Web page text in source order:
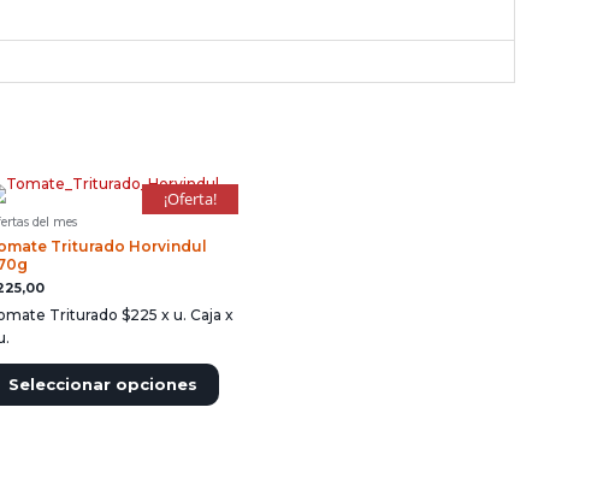
¡Oferta!
del mes
Triturado Horvindul
Triturado $225 x u. Caja x
Seleccionar opciones